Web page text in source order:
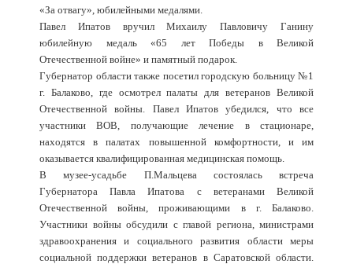
«За отвагу», юбилейными медалями.
Павел Ипатов вручил Михаилу Павловичу Ганину
юбилейную медаль «65 лет Победы в Великой
Отечественной войне» и памятный подарок.
Губернатор области также посетил городскую больницу №1
г. Балаково, где осмотрел палаты для ветеранов Великой
Отечественной войны. Павел Ипатов убедился, что все
участники ВОВ, получающие лечение в стационаре,
находятся в палатах повышенной комфортности, и им
оказывается квалифицированная медицинская помощь.
В музее-усадьбе П.Мальцева состоялась встреча
Губернатора Павла Ипатова с ветеранами Великой
Отечественной войны, проживающими в г. Балаково.
Участники войны обсудили с главой региона, министрами
здравоохранения и социального развития области меры
социальной поддержки ветеранов в Саратовской области.